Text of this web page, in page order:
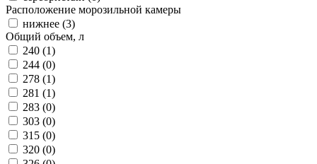
Расположение морозильной камеры
нижнее (3)
Общий объем, л
240 (1)
244 (0)
278 (1)
281 (1)
283 (0)
303 (0)
315 (0)
320 (0)